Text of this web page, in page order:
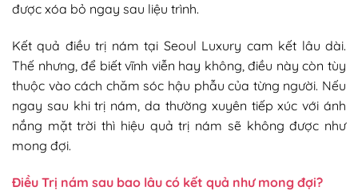
được xóa bỏ ngay sau liệu trình.
Kết quả điều trị nám tại Seoul Luxury cam kết lâu dài.
Thế nhưng, để biết vĩnh viễn hay không, điều này còn tùy
thuộc vào cách chăm sóc hậu phẫu của từng người. Nếu
ngay sau khi trị nám, da thường xuyên tiếp xúc với ánh
nắng mặt trời thì hiệu quả trị nám sẽ không được như
mong đợi.
Điều Trị nám sau bao lâu có kết quả như mong đợi?